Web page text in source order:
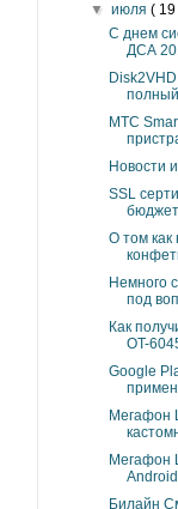
▼июля( 19
С днем
ДСА
МТС
Новости
SSL
О том как
Немного
под
Как
OT-
Google
Мегафон
Мегафон
Билайн